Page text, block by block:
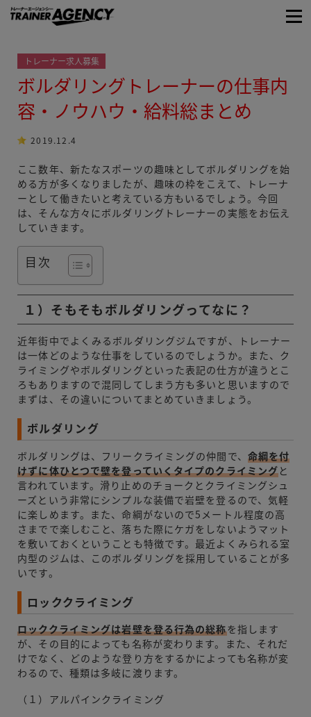
トレーナー求人募集
ボルダリングトレーナーの仕事内
容・ノウハウ・給料総まとめ
2019.12.4
ここ数年、新たなスポーツの趣味としてボルダリングを始
める方が多くなりましたが、趣味の枠をこえて、トレーナ
ーとして働きたいと考えている方もいるでしょう。今回
は、そんな方々にボルダリングトレーナーの実態をお伝え
していきます。
目次
１）そもそもボルダリングってなに？
近年街中でよくみるボルダリングジムですが、トレーナー
は一体どのような仕事をしているのでしょうか。また、ク
ライミングやボルダリングといった表記の仕方が違うとこ
ろもありますので混同してしまう方も多いと思いますので
まずは、その違いについてまとめていきましょう。
ボルダリング
ボルダリングは、フリークライミングの仲間で、 命綱を付
けずに体ひとつで壁を登っていくタイプのクライミングと
言われています。滑り止めのチョークとクライミングシュ
ーズという非常にシンプルな装備で岩壁を登るので、気軽
に楽しめます。また、命綱がないので5メートル程度の高
さまでで楽しむこと、落ちた際にケガをしないようマット
を敷いておくということも特徴です。最近よくみられる室
内型のジムは、このボルダリングを採用していることが多
いです。
ロッククライミング
ロッククライミングは岩壁を登る行為の総称を指します
が、その目的によっても名称が変わります。また、それだ
けでなく、どのような登り方をするかによっても名称が変
わるので、種類は多岐に渡ります。
（１）アルパインクライミング